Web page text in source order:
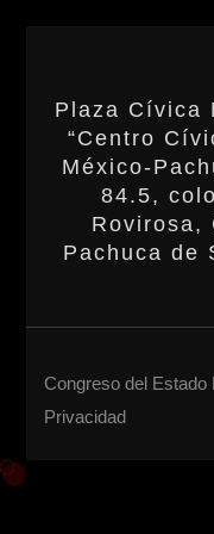
Plaza Cívica
“Centro
México-
84.5,
Rovirosa,
Pachuca de
Congreso del Estado
Privacidad